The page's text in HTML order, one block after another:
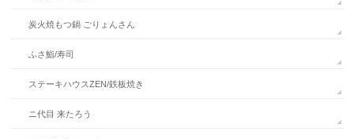
炭火焼もつ鍋 ごりょんさん
ふさ鮨/寿司
ステーキハウスZEN/鉄板焼き
ニ代目 来たろう